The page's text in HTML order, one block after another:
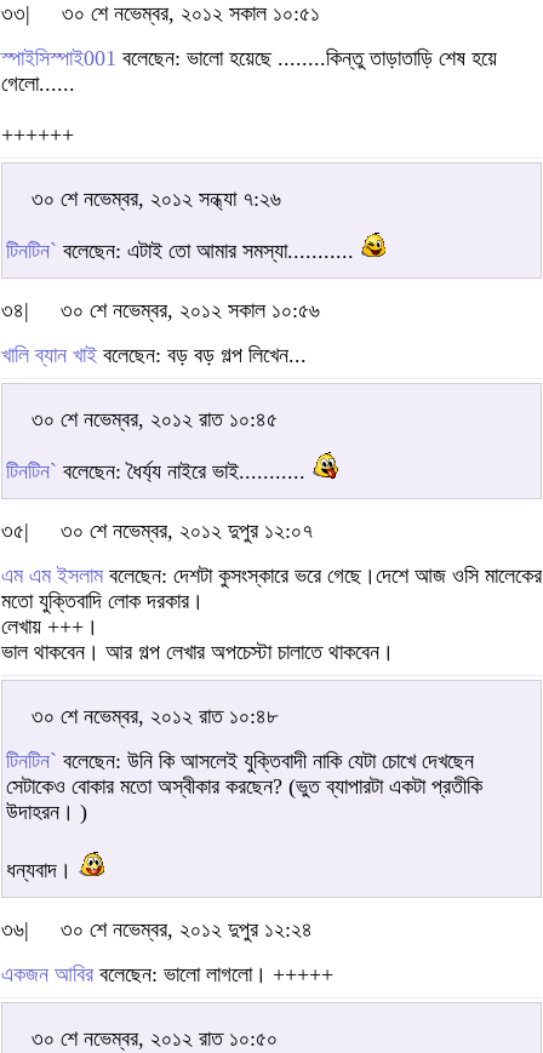
৩৩|
৩০ শে নভেম্বর, ২০১২ সকাল ১০:৫১
স্পাইসিস্পাই001 বলেছেন: ভালো হয়েছে ........কিন্তু তাড়াতাড়ি শেষ হয়ে
গেলো......
++++++
৩০ শে নভেম্বর, ২০১২ সন্ধ্যা ৭:২৬
টিনটিন` বলেছেন: এটাই তো আমার সমস্যা...........
৩৪|
৩০ শে নভেম্বর, ২০১২ সকাল ১০:৫৬
খালি ব্যান খাই বলেছেন: বড় বড় গল্প লিখেন...
৩০ শে নভেম্বর, ২০১২ রাত ১০:৪৫
টিনটিন` বলেছেন: ধৈর্য্য নাইরে ভাই...........
৩৫|
৩০ শে নভেম্বর, ২০১২ দুপুর ১২:০৭
এম এম ইসলামবলেছেন: দেশটা কুসংস্কারে ভরে গেছে।দেশে আজ ওসি মালেকের
মতো যুক্তিবাদি লোক দরকার।
লেখায় +++।
ভাল থাকবেন। আর গল্প লেখার অপচেস্টা চালাতে থাকবেন।
৩০ শে নভেম্বর, ২০১২ রাত ১০:৪৮
টিনটিন` বলেছেন: উনি কি আসলেই যুক্তিবাদী নাকি যেটা চোখে দেখছেন
সেটাকেও বোকার মতো অস্বীকার করছেন? (ভুত ব্যাপারটা একটা প্রতীকি
উদাহরন। )
ধন্যবাদ।
৩৬|
৩০ শে নভেম্বর, ২০১২ দুপুর ১২:২৪
একজন আবির বলেছেন: ভালো লাগলো। +++++
৩০ শে নভেম্বর, ২০১২ রাত ১০:৫০